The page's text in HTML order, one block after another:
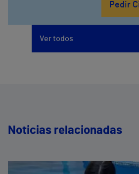
Pedir
Ver todos
Noticias relacionadas